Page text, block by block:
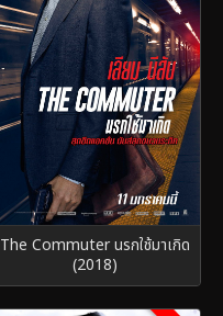
The Commuter นรกใช้มาเกิด
(2018)